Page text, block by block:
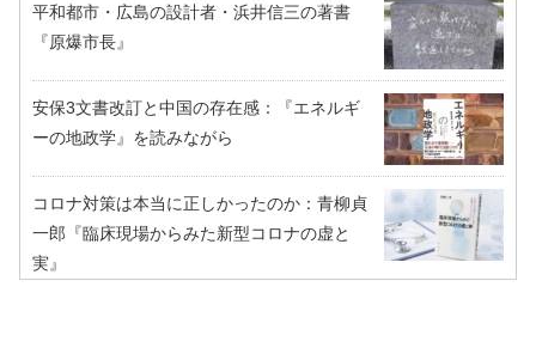
平和都市・広島の設計者・浜井信三の著書
『原爆市長』
安保3文書改訂と中国の存在感：『エネルギ
ーの地政学』を読みながら
コロナ対策は本当に正しかったのか：青柳貞
一郎『臨床現場からみた新型コロナの虚と
実』